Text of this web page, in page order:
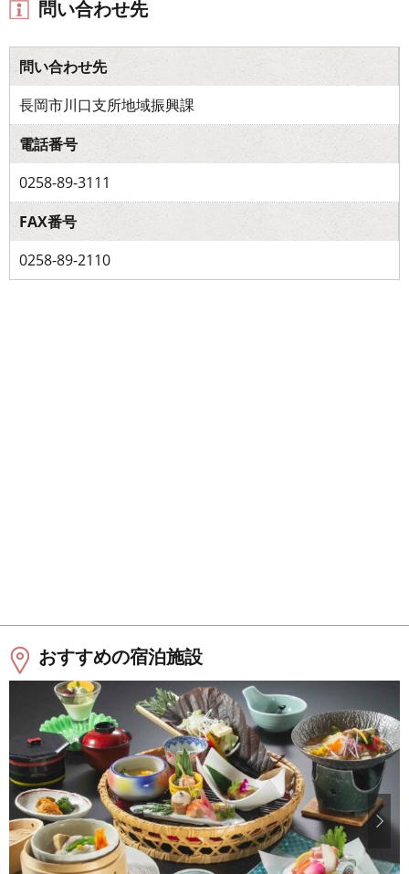
問い合わせ先
問い合わせ先
長岡市川口支所地域振興課
電話番号
0258-89-3111
FAX番号
0258-89-2110
おすすめの宿泊施設